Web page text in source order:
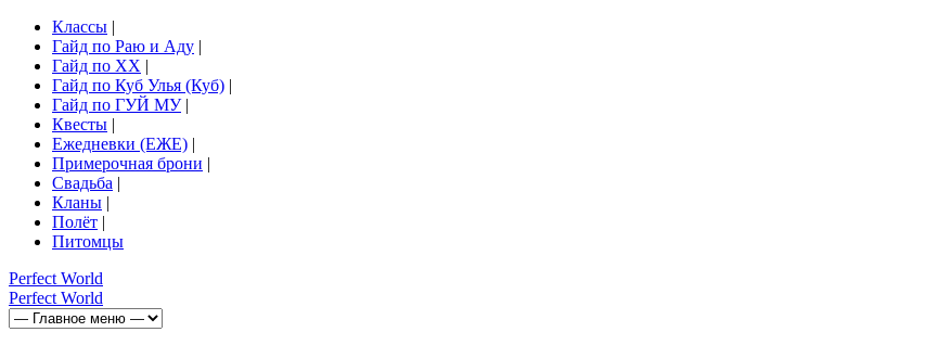
Классы |
Гайд по Раю и Аду |
Гайд по ХХ |
Гайд по Куб Улья (Куб) |
Гайд по ГУЙ МУ|
Квесты |
Ежедневки (ЕЖЕ) |
Примерочная брони |
Свадьба |
Кланы |
Полёт |
Питомцы
Perfect World
Perfect World